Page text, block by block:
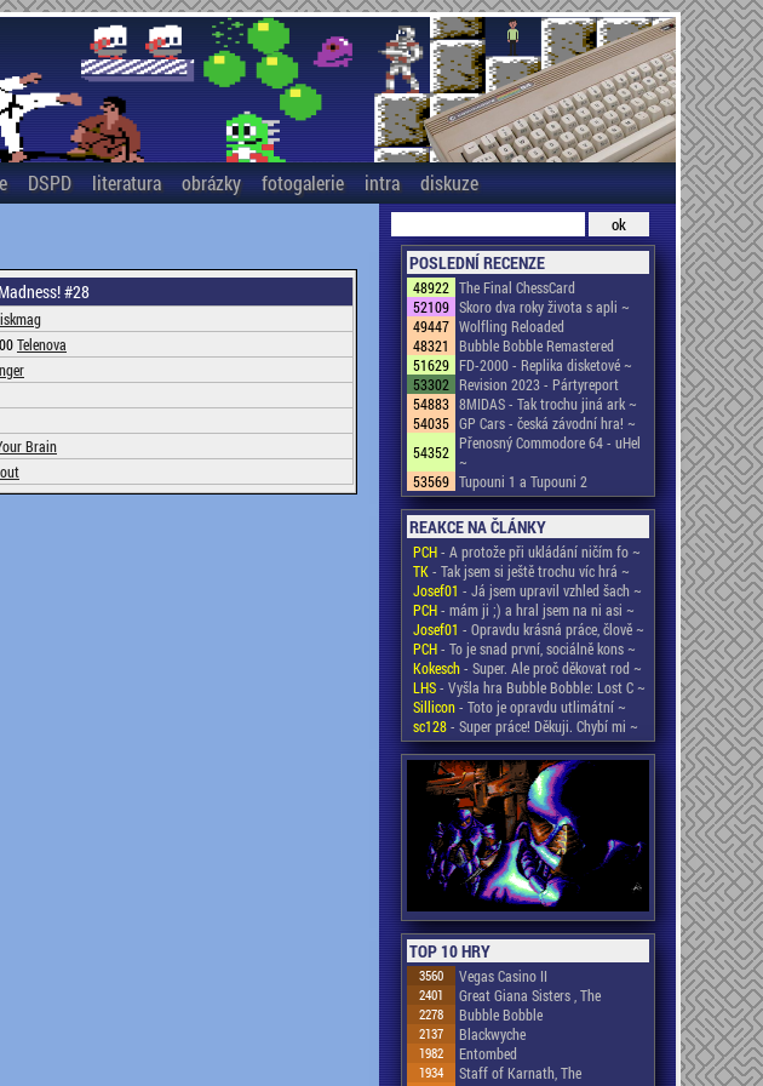
DSPD literatura obrázky fotogalerie intra diskuze
#28
Telenova
Brain
POSLEDNÍ RECENZE
48922 The Final ChessCard
52109 Skoro dva roky života s apli ~
49447 Wolfling Reloaded
48321
Bubble Bobble Remastered
51629 FD-2000 - Replika disketové ~
53302 Revision 2023 - Pártyreport
54883 8MIDAS - Tak trochu jiná ark ~
54035 GP Cars - česká závodní hra! ~
54352 Přenosný Commodore 64 - uHel
~
53569 Tupouni 1 a Tupouni 2
REAKCE NA ČLÁNKY
PCH- A protože při ukládání ničím fo ~
TK- Tak jsem si ještě trochu víc hrá ~
Josef01 - Já jsem upravil vzhled šach ~
PCH- mám ji ;) a hral jsem na ni asi ~
Josef01 - Opravdu krásná práce, člově ~
PCH- To je snad první, sociálně kons ~
Kokesch- Super. Ale proč děkovat rod ~
LHS- Vyšla hra Bubble Bobble: Lost C ~
Sillicon- Toto je opravdu utlimátní ~
sc128- Super práce! Děkuji. Chybí mi ~
TOP 10 HRY
3560 Vegas Casino II
2401 Great Giana Sisters , The
2278 Bubble Bobble
2137 Blackwyche
1982 Entombed
1934 Staff of Karnath, The